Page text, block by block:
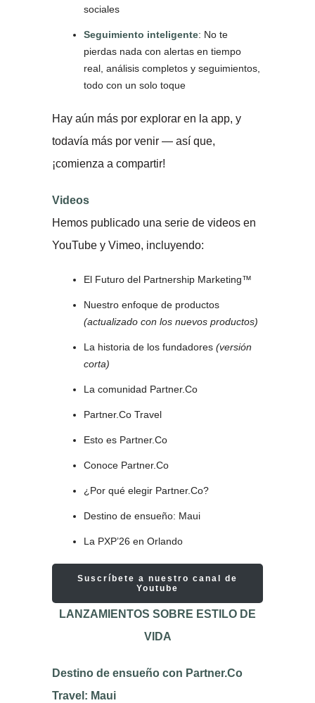
sociales
Seguimiento inteligente: No te
pierdas nada con alertas en tiempo
real, análisis completos y seguimientos,
todo con un solo toque
Hay aún más por explorar en la app, y
todavía más por venir — así que,
¡comienza a compartir!
Videos
Hemos publicado una serie de videos en
YouTube y Vimeo, incluyendo:
El Futuro del Partnership Marketing™
Nuestro enfoque de productos
(actualizado con los nuevos productos)
La historia de los fundadores (versión
corta)
La comunidad Partner.Co
Partner.Co Travel
Esto es Partner.Co
Conoce Partner.Co
¿Por qué elegir Partner.Co?
Destino de ensueño: Maui
La PXP’26 en Orlando
Suscríbete a nuestro canal de
Youtube
LANZAMIENTOS SOBRE ESTILO DE
VIDA
Destino de ensueño con Partner.Co
Travel: Maui